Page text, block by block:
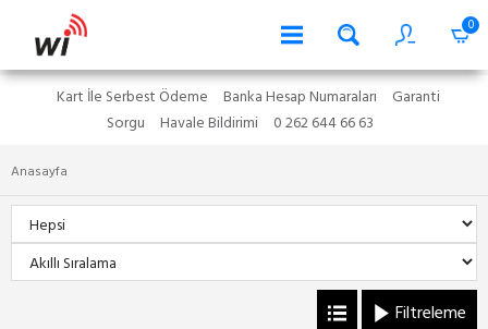
0
Kart İle Serbest Ödeme Banka Hesap Numaraları
Garanti
Sorgu
Havale Bildirimi 0 262 644 66 63
Anasayfa
Filtreleme